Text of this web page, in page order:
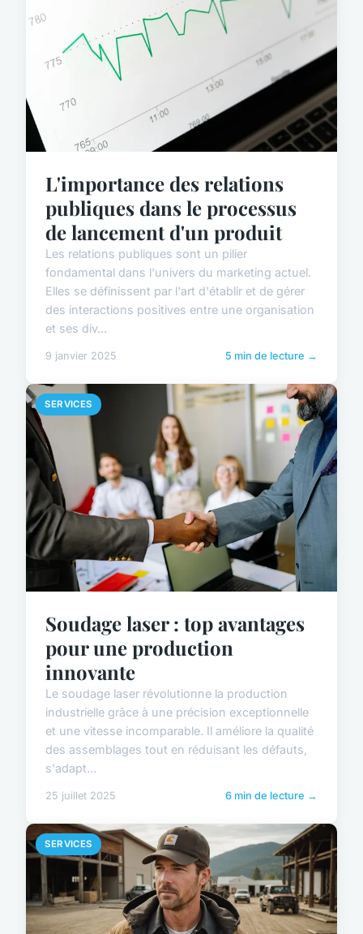
L'importance des relations
publiques dans le processus
de lancement d'un produit
Les relations publiques sont un pilier
fondamental dans l'univers du marketing actuel.
Elles se définissent par l'art d'établir et de gérer
des interactions positives entre une organisation
et ses div...
9 janvier 2025 5 min de lecture →
SERVICES
Soudage laser : top avantages
pour une production
innovante
Le soudage laser révolutionne la production
industrielle grâce à une précision exceptionnelle
et une vitesse incomparable. Il améliore la qualité
des assemblages tout en réduisant les défauts,
s'adapt...
25 juillet 2025 6 min de lecture →
SERVICES